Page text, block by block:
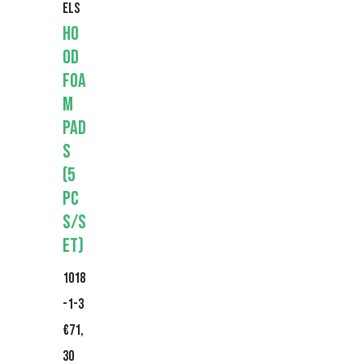
els
Ho
od
foa
m
pad
s
(5
pc
s/s
et)
1018
-1-3
€71,
30